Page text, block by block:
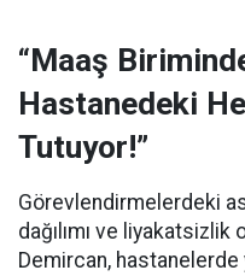
“Maaş
Hastanedeki
Tutuyor!”
Görevlendirmelerdeki
dağılımı ve
Demircan, hastanelerde